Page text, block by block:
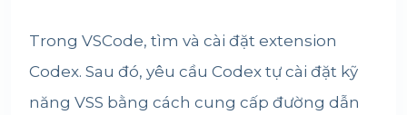
Trong VSCode, tìm và cài đặt extension
Codex. Sau đó, yêu cầu Codex tự cài đặt kỹ
năng VSS bằng cách cung cấp đường dẫn